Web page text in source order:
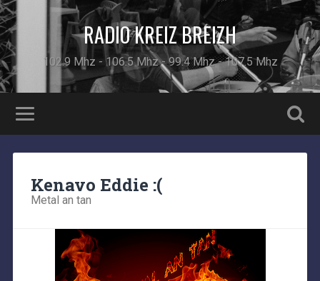
RADIO KREIZ BREIZH
102.9 Mhz - 106.5 Mhz - 99.4 Mhz - 107.5 Mhz
Kenavo Eddie :(
Metal an tan